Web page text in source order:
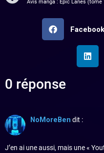
Avis manga : Epic Lanes (tome
Facebook
0 réponse
NoMoreBen dit :
J’en ai une aussi, mais une «